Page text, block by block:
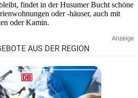
findet in der Husumer Bucht schöne
oder -häuser, auch mit
oder Kamin.